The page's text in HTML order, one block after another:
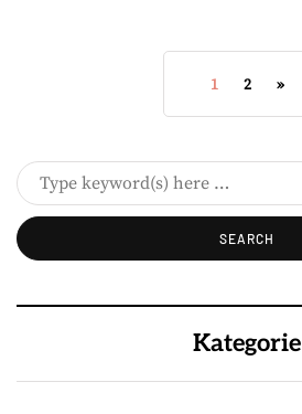
1 2 »
Kategorie